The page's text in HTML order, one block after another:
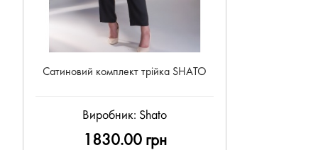
Сатиновий комплект трійка SHATO
Виробник: Shato
1830.00 грн